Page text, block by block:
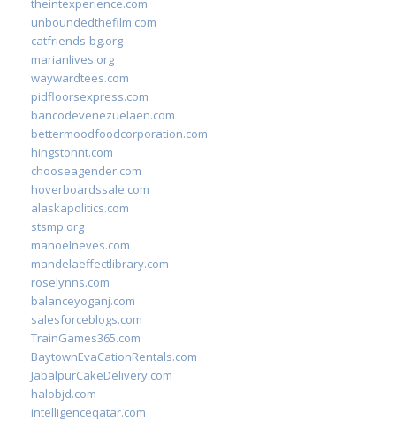
theintexperience.com
unboundedthefilm.com
catfriends-bg.org
marianlives.org
waywardtees.com
pidfloorsexpress.com
bancodevenezuelaen.com
bettermoodfoodcorporation.com
hingstonnt.com
chooseagender.com
hoverboardssale.com
alaskapolitics.com
stsmp.org
manoelneves.com
mandelaeffectlibrary.com
roselynns.com
balanceyoganj.com
salesforceblogs.com
TrainGames365.com
BaytownEvaCationRentals.com
JabalpurCakeDelivery.com
halobjd.com
intelligenceqatar.com